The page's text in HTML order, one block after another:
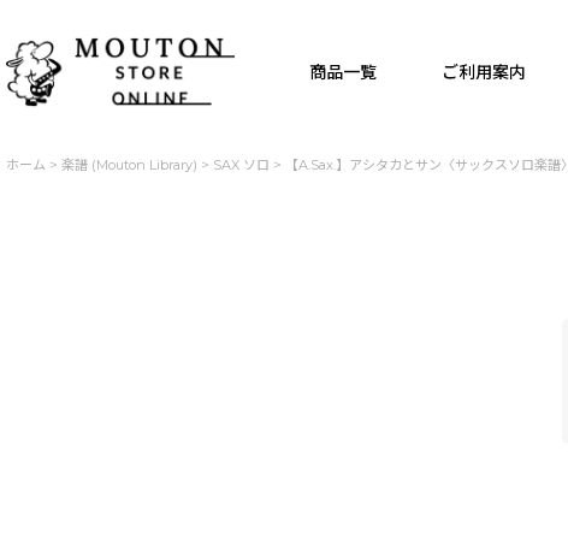
商品一覧 ご利用案内
ホーム > 楽譜 (Mouton Library) > SAX ソロ > 【A.Sax.】アシタカとサン〈サックスソロ楽譜〉